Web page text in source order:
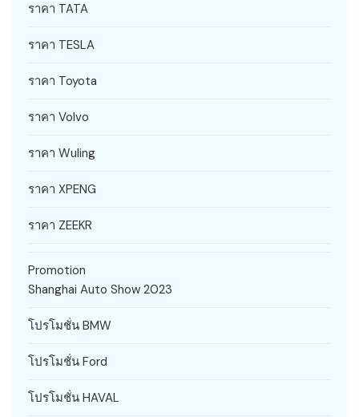
ราคา TATA
ราคา TESLA
ราคา Toyota
ราคา Volvo
ราคา Wuling
ราคา XPENG
ราคา ZEEKR
Promotion
Shanghai Auto Show 2023
โปรโมชั่น BMW
โปรโมชั่น Ford
โปรโมชั่น HAVAL